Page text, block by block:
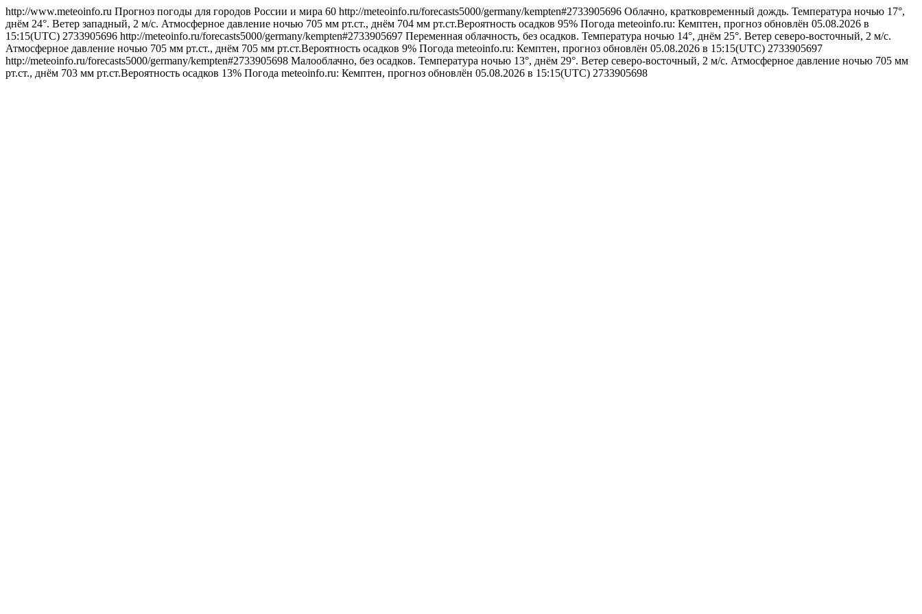
http://www.meteoinfo.ru Прогноз погоды для городов России и мира 60 http://meteoinfo.ru/forecasts5000/germany/kempten#2733905696 Облачно, кратковременный дождь. Температура ночью 17°,
днём 24°. Ветер западный, 2 м/с. Атмосферное давление ночью 705 мм рт.ст., днём 704 мм рт.ст.Вероятность осадков 95% Погода meteoinfo.ru: Кемптен, прогноз обновлён 05.08.2026 в
15:15(UTC) 2733905696 http://meteoinfo.ru/forecasts5000/germany/kempten#2733905697 Переменная облачность, без осадков. Температура ночью 14°, днём 25°. Ветер северо-восточный, 2 м/с.
Атмосферное давление ночью 705 мм рт.ст., днём 705 мм рт.ст.Вероятность осадков 9% Погода meteoinfo.ru: Кемптен, прогноз обновлён 05.08.2026 в 15:15(UTC) 2733905697
http://meteoinfo.ru/forecasts5000/germany/kempten#2733905698 Малооблачно, без осадков. Температура ночью 13°, днём 29°. Ветер северо-восточный, 2 м/с. Атмосферное давление ночью 705 мм
рт.ст., днём 703 мм рт.ст.Вероятность осадков 13% Погода meteoinfo.ru: Кемптен, прогноз обновлён 05.08.2026 в 15:15(UTC) 2733905698